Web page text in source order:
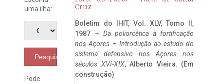
uma ilha:
Pesquisar
Pode
Cruz
Boletim do IHIT, Vol. XLV, Tomo II,
1987 – Da poliorcética à fortificação
nos Açores – Introdução ao estudo do
sistema defensivo nos Açores nos
séculos XVI-XIX, Alberto Vieira. (Em
construção)